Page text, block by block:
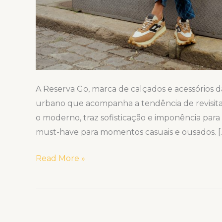
A Reserva Go, marca de calçados e acessórios
urbano que acompanha a tendência de
o moderno, traz sofisticação e imponência
must-have para momentos casuais e ousados.
Read More »